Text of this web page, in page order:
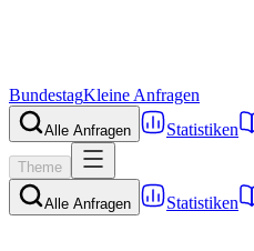
BundestagKleine Anfragen
Alle Anfragen Statistiken
Theme
Alle Anfragen Statistiken